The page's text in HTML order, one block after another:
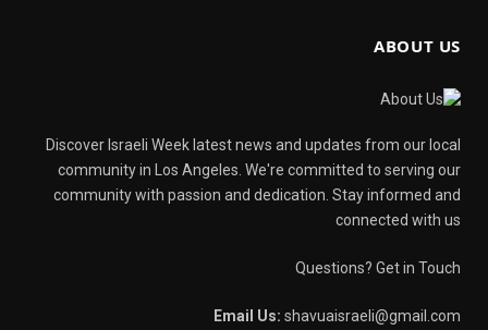
ABOUT US
Discover Israeli Week latest news and updates from our local
community in Los Angeles. We're committed to serving our
community with passion and dedication. Stay informed and
connected with us
Questions? Get in Touch
Email Us: shavuaisraeli@gmail.com